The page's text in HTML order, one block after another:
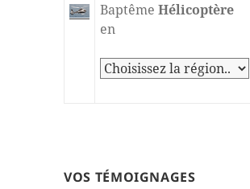
BaptêmeHélicoptère
en
VOS TÉMOIGNAGES